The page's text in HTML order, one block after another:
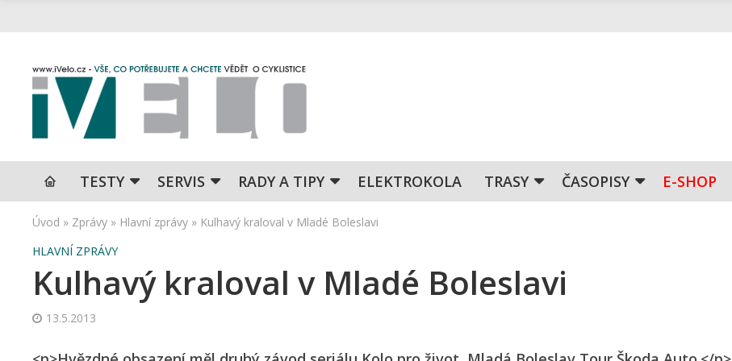
TESTY SERVIS RADY A TIPY ELEKTROKOLA TRASY ČASOPISY E-SHOP
Úvod » Zprávy » Hlavní zprávy » Kulhavý kraloval v Mladé Boleslavi
HLAVNÍ ZPRÁVY
Kulhavý kraloval v Mladé Boleslavi
13.5.2013